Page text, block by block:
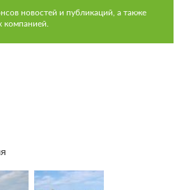
новостей и публикаций, а также